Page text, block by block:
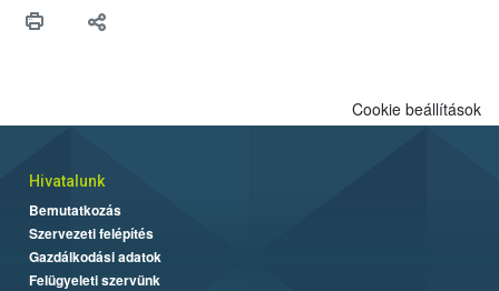
Cookie beállítások
Hivatalunk
Bemutatkozás
Szervezeti felépítés
Gazdálkodási adatok
Felügyeleti szervünk